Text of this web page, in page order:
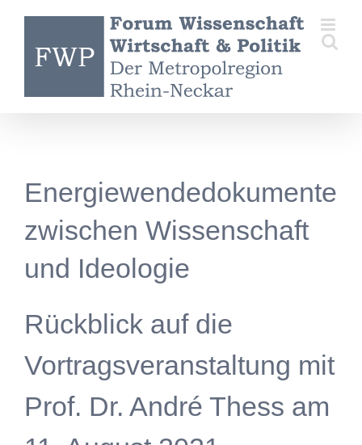
Energiewendedokumente
zwischen Wissenschaft
und Ideologie
Rückblick auf die
Vortragsveranstaltung mit
Prof. Dr. André Thess am